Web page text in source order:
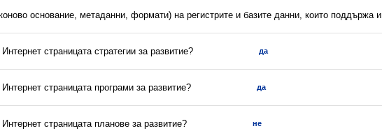
основание, метаданни, формати) на регистрите и базите данни, които поддържа
страницата стратегии за развитие? да
страницата програми за развитие? да
страницата планове за развитие? не